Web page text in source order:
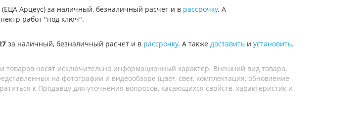
(ЕЦА Арцеус) за наличный, безналичный расчет и в рассрочку. А
работ "под ключ".
за наличный, безналичный расчет и в рассрочку. А также доставить и установить.
товаров носят исключительно информационный характер. Внешний вид товара,
на фотографии и видеообзоре (цвет, свет, комплектация, обновление
к Продавцу для уточнения вопросов, касающихся свойств, характеристик и